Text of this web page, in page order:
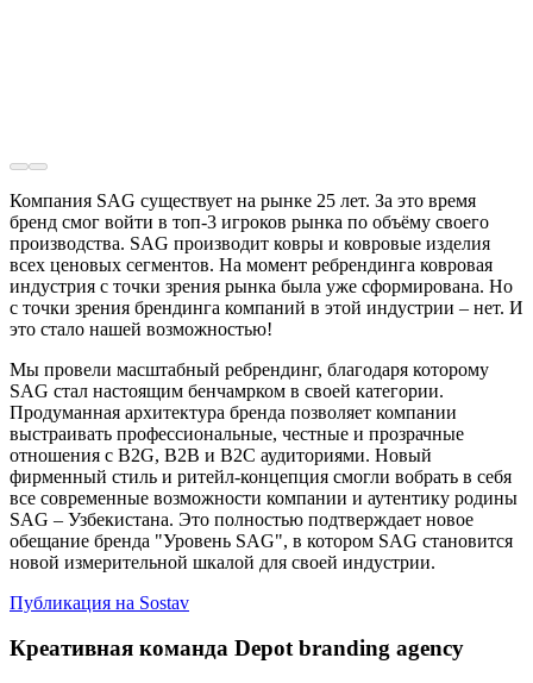
Компания SAG существует на рынке 25 лет. За это время
бренд смог войти в топ-3 игроков рынка по объёму своего
производства. SAG производит ковры и ковровые изделия
всех ценовых сегментов. На момент ребрендинга ковровая
индустрия с точки зрения рынка была уже сформирована. Но
с точки зрения брендинга компаний в этой индустрии – нет. И
это стало нашей возможностью!
Мы провели масштабный ребрендинг, благодаря которому
SAG стал настоящим бенчамрком в своей категории.
Продуманная архитектура бренда позволяет компании
выстраивать профессиональные, честные и прозрачные
отношения с B2G, B2B и B2C аудиториями. Новый
фирменный стиль и ритейл-концепция смогли вобрать в себя
все современные возможности компании и аутентику родины
SAG – Узбекистана. Это полностью подтверждает новое
обещание бренда "Уровень SAG", в котором SAG становится
новой измерительной шкалой для своей индустрии.
Публикация на Sostav
Креативная команда Depot branding agency